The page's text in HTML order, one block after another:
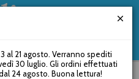
al 21 agosto. Verranno spediti
30 luglio. Gli ordini effettuati
24 agosto. Buona lettura!